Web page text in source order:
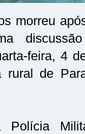
morreu
feira, 4
rural de